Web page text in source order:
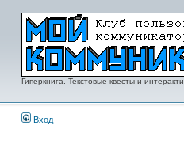
Гиперкнига. Текстовые квесты и
Вход